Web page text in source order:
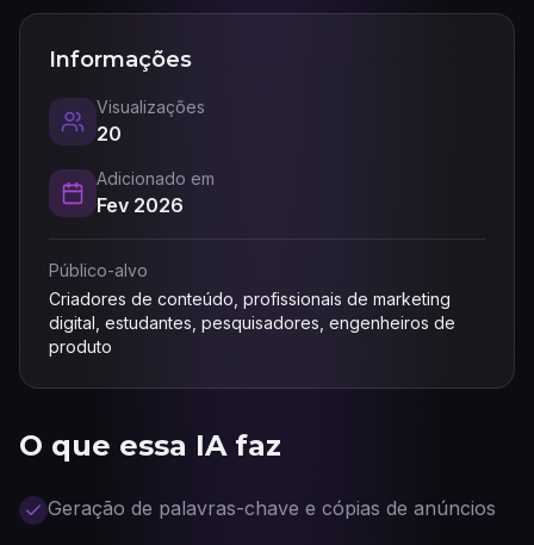
O que essa IA faz
Geração de palavras-chave e cópias de anúncios
Informações
Visualizações
20
Adicionado em
Fev 2026
Público-alvo
Criadores de conteúdo, profissionais de marketing
digital, estudantes, pesquisadores, engenheiros de
produto